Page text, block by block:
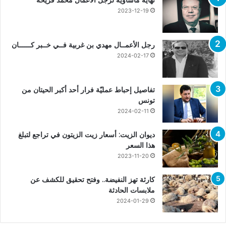
2023-12-19
رجل الأعمــال مهدي بن غربية فــي خــبر كــــــان
2024-02-17
تفاصيل إحباط عمليّة فرار أحد أكبر الحيتان من
تونس
2024-02-11
ديوان الزيت: أسعار زيت الزيتون في تراجع لتبلغ
هذا السعر
2023-11-20
كارثة تهز النفيضة.. وفتح تحقيق للكشف عن
ملابسات الحادثة
2024-01-29